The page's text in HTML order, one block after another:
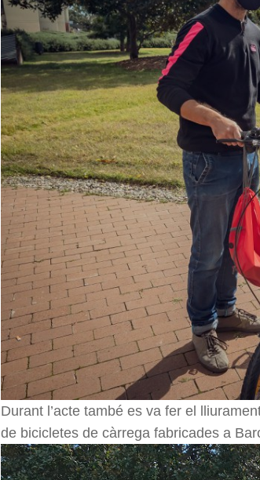
Durant l’acte també es va fer el
de bicicletes de càrrega fabricades a